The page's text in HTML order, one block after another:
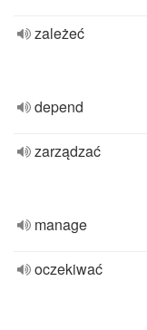
zależeć
depend
zarządzać
manage
oczekiwać